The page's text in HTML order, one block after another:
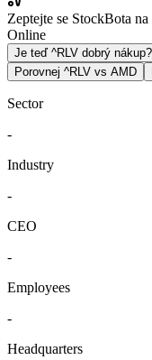
Zeptejte se StockBota
Online
Je teď ^RLV dobrý nákup?
Porovnej ^RLV vs AMD
Sector
-
Industry
-
CEO
-
Employees
-
Headquarters